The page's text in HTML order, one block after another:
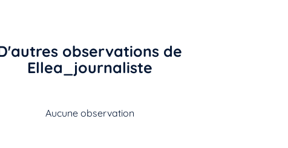
observations de
Ellea_journaliste
Aucune observation